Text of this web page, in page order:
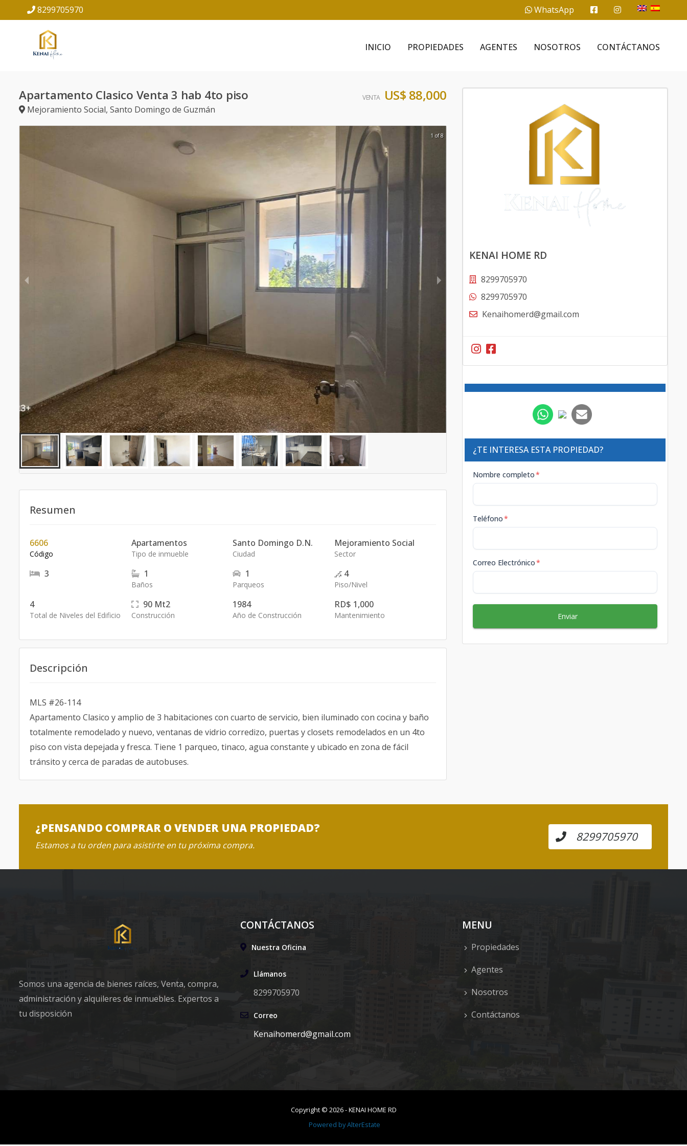
8299705970 WhatsApp
INICIO PROPIEDADES AGENTES NOSOTROS CONTÁCTANOS
Apartamento Clasico Venta 3 hab 4to piso
Mejoramiento Social, Santo Domingo de Guzmán
VENTA US$ 88,000
1 of 8
Resumen
6606
Código
Apartamentos
Tipo de inmueble
Santo Domingo D.N.
Ciudad
Mejoramiento Social
Sector
3 1
Baños
1
Parqueos
4
Piso/Nivel
4
Total de Niveles del Edificio
90 Mt2
Construcción
1984
Año de Construcción
RD$ 1,000
Mantenimiento
Descripción
MLS #26-114
Apartamento Clasico y amplio de 3 habitaciones con cuarto de servicio, bien iluminado con cocina y baño
totalmente remodelado y nuevo, ventanas de vidrio corredizo, puertas y closets remodelados en un 4to
piso con vista depejada y fresca. Tiene 1 parqueo, tinaco, agua constante y ubicado en zona de fácil
tránsito y cerca de paradas de autobuses.
KENAI HOME RD
8299705970
8299705970
Kenaihomerd@gmail.com
¿TE INTERESA ESTA PROPIEDAD?
Nombre completo*
Teléfono*
Correo Electrónico*
Enviar
¿PENSANDO COMPRAR O VENDER UNA PROPIEDAD?
Estamos a tu orden para asistirte en tu próxima compra.
8299705970
Somos una agencia de bienes raíces, Venta, compra,
administración y alquileres de inmuebles. Expertos a
tu disposición
CONTÁCTANOS
Nuestra Oficina
Llámanos
8299705970
Correo
Kenaihomerd@gmail.com
MENU
Propiedades
Agentes
Nosotros
Contáctanos
Copyright © 2026-KENAI HOME RD
Powered byAlterEstate